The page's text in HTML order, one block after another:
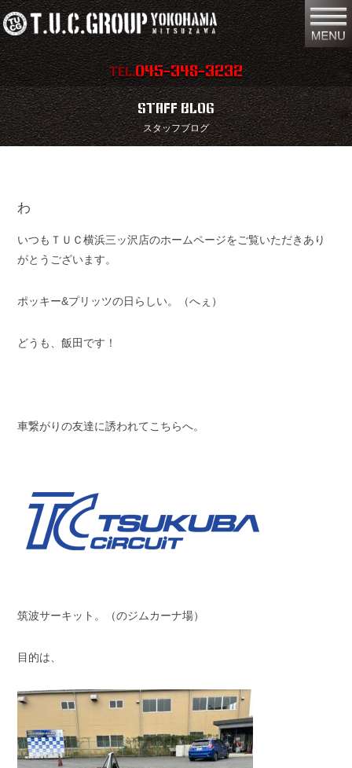
TEL.045-348-3232
在庫車両情報 店舗情報
保証内容 地図
スタッフ紹介
特別作業 注文販売
リクルート
STAFF BLOG
スタッフブログ
わ
いつもＴＵＣ横浜三ッ沢店のホームページをご覧いただきあり
がとうございます。
ポッキー&プリッツの日らしい。（へぇ）
どうも、飯田です！
車繋がりの友達に誘われてこちらへ。
筑波サーキット。（のジムカーナ場）
目的は、